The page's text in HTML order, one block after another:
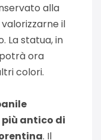
alla
il
La statua, in
ora
colori.
antico di
. Il